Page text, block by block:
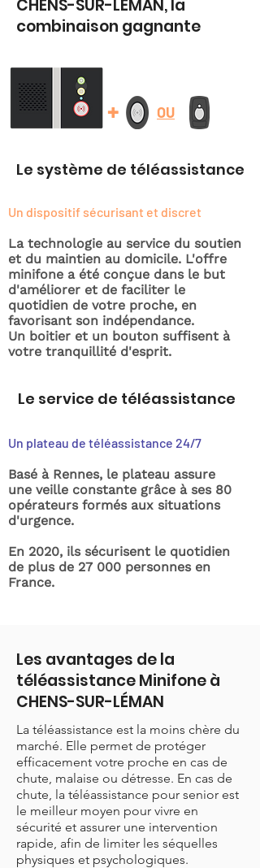
CHENS-SUR-LÉMAN, la
combinaison gagnante
+ OU
Le système de téléassistance
Un dispositif sécurisant et discret
La technologie au service du soutien
et du maintien au domicile. L'offre
minifone a été conçue dans le but
d'améliorer et de faciliter le
quotidien de votre proche, en
favorisant son indépendance.
Un boitier et un bouton suffisent à
votre tranquillité d'esprit.
Le service de téléassistance
Un plateau de téléassistance 24/7
Basé à Rennes, le plateau assure
une veille constante grâce à ses 80
opérateurs formés aux situations
d'urgence.
En 2020, ils sécurisent le quotidien
de plus de 27 000 personnes en
France.
Les avantages de la
téléassistance Minifone à
CHENS-SUR-LÉMAN
La téléassistance est la moins chère du
marché. Elle permet de protéger
efficacement votre proche en cas de
chute, malaise ou détresse. En cas de
chute, la téléassistance pour senior est
le meilleur moyen pour vivre en
sécurité et assurer une intervention
rapide, afin de limiter les séquelles
physiques et psychologiques.